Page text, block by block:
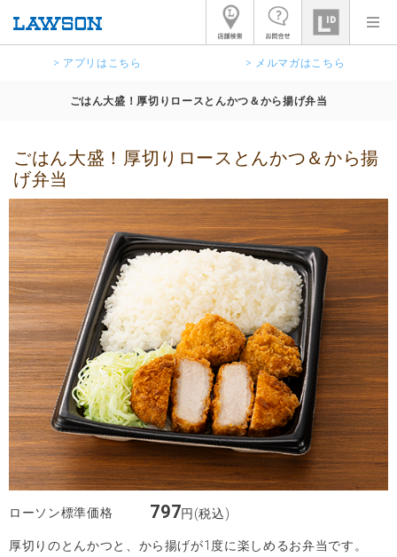
> アプリはこちら > メルマガはこちら
ごはん大盛！厚切りロースとんかつ＆から揚げ弁当
ごはん大盛！厚切りロースとんかつ＆から揚
げ弁当
ローソン標準価格 797円(税込)
厚切りのとんかつと、から揚げが1度に楽しめるお弁当です。